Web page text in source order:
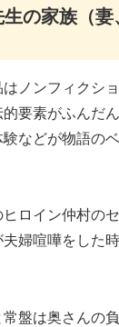
生の家族（
ノンフィクシ
要素がふんだ
などが物語の
ロイン仲村の
婦喧嘩をした
常盤は奥さんの